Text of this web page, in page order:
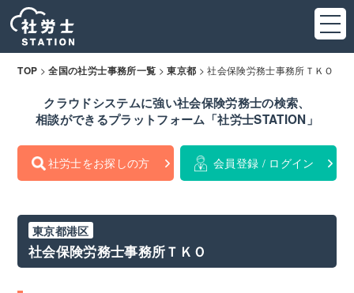
TOP >全国の社労士事務所一覧 >東京都 >社会保険労務士事務所ＴＫＯ
クラウドシステムに強い社会保険労務士の検索、
相談ができるプラットフォーム「社労士STATION」
社労士をお探しの方 会員登録 / ログイン
東京都港区
社会保険労務士事務所ＴＫＯ